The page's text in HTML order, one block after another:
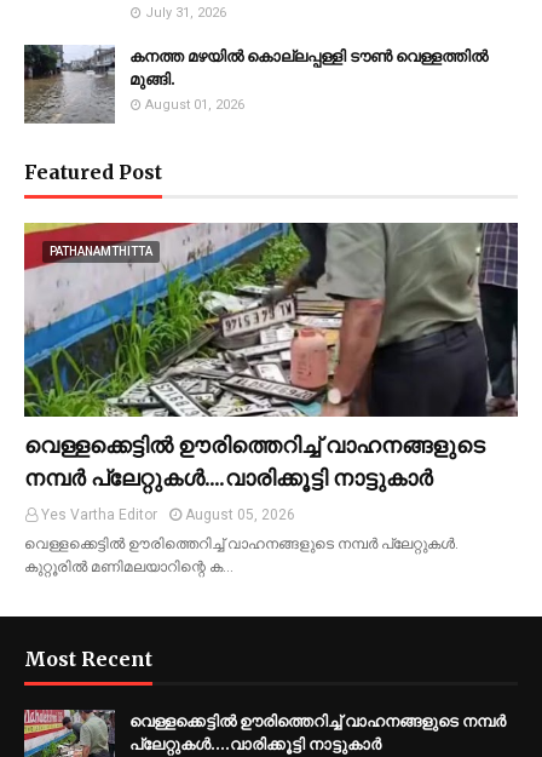
July 31, 2026
കനത്ത മഴയില്‍ കൊല്ലപ്പള്ളി ടൗണ്‍ വെള്ളത്തില്‍
മുങ്ങി.
August 01, 2026
Featured Post
PATHANAMTHITTA
വെള്ളക്കെട്ടിൽ ഊരിത്തെറിച്ച് വാഹനങ്ങളുടെ
നമ്പർ പ്ലേറ്റുകൾ....വാരിക്കൂട്ടി നാട്ടുകാർ
Yes Vartha Editor
August 05, 2026
വെള്ളക്കെട്ടിൽ ഊരിത്തെറിച്ച് വാഹനങ്ങളുടെ നമ്പർ പ്ലേറ്റുകൾ.
കുറ്റൂരിൽ മണിമലയാറിന്റെ ക…
Most Recent
വെള്ളക്കെട്ടിൽ ഊരിത്തെറിച്ച് വാഹനങ്ങളുടെ നമ്പർ
പ്ലേറ്റുകൾ....വാരിക്കൂട്ടി നാട്ടുകാർ